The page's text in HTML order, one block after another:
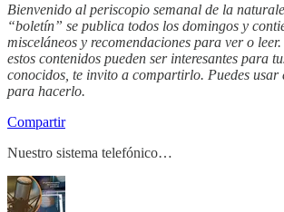
Bienvenido al periscopio semanal de la
“boletín” se publica todos los domingos y
misceláneos y recomendaciones para ver o
estos contenidos pueden ser interesantes para
conocidos, te invito a compartirlo. Puedes usar
para hacerlo.
Compartir
Nuestro sistema telefónico…